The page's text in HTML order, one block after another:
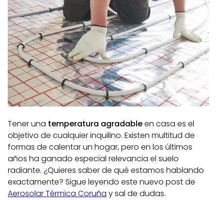
Tener una temperatura agradableen casa es el
objetivo de cualquier inquilino. Existen multitud de
formas de calentar un hogar, pero en los últimos
años ha ganado especial relevancia el suelo
radiante. ¿Quieres saber de qué estamos hablando
exactamente? Sigue leyendo este nuevo post de
Aerosolar Térmica Coruña y sal de dudas.